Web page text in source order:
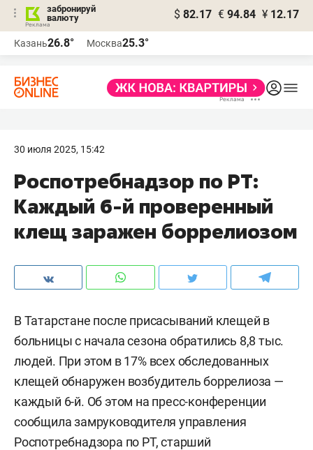
забронируй
валюту
$ 82.17 € 94.84 ¥ 12.17
Казань26.8° Москва25.3°
30 июля 2025, 15:42
Роспотребнадзор по РТ:
Каждый 6-й проверенный
клещ заражен боррелиозом
В Татарстане после присасываний клещей в
больницы с начала сезона обратились 8,8 тыс.
людей. При этом в 17% всех обследованных
клещей обнаружен возбудитель боррелиоза —
каждый 6-й. Об этом на пресс-конференции
сообщила замруководителя управления
Роспотребнадзора по РТ, старший